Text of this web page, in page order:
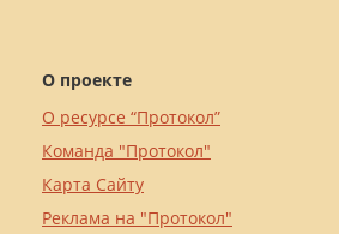
О проекте
О ресурсе “Протокол”
Команда "Протокол"
Карта Сайту
Реклама на "Протокол"